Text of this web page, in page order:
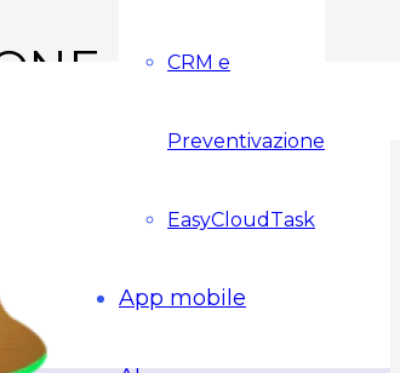
CRM e
Preventivazione
EasyCloudTask
App mobile